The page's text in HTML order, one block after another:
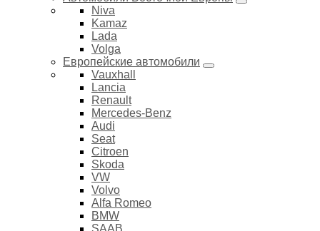
Niva
Kamaz
Lada
Volga
Европейские автомобили
Vauxhall
Lancia
Renault
Mercedes-Benz
Audi
Seat
Citroen
Skoda
VW
Volvo
Alfa Romeo
BMW